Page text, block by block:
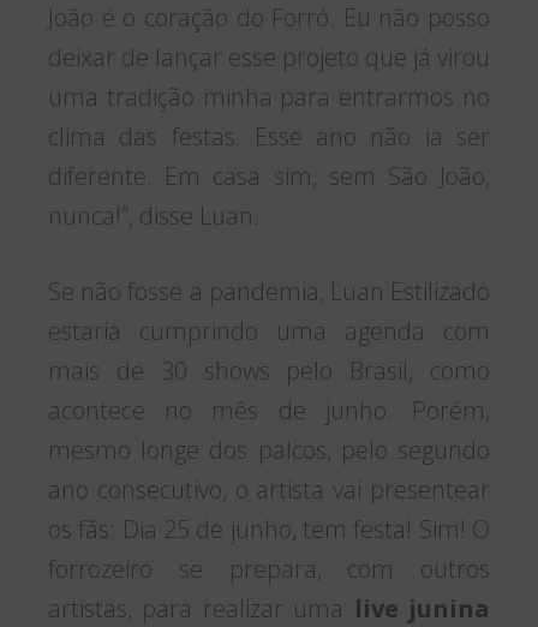
João é o coração do Forró. Eu não posso
deixar de lançar esse projeto que já virou
uma tradição minha para entrarmos no
clima das festas. Esse ano não ia ser
diferente. Em casa sim, sem São João,
nunca!”, disse Luan.
Se não fosse a pandemia, Luan Estilizado
estaria cumprindo uma agenda com
mais de 30 shows pelo Brasil, como
acontece no mês de junho. Porém,
mesmo longe dos palcos, pelo segundo
ano consecutivo, o artista vai presentear
os fãs: Dia 25 de junho, tem festa! Sim! O
forrozeiro se prepara, com outros
artistas, para realizar uma live junina